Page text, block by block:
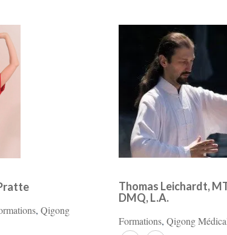
, Qigong
Thomas Leichardt,
DMQ, L.A.
Formations, Qigong